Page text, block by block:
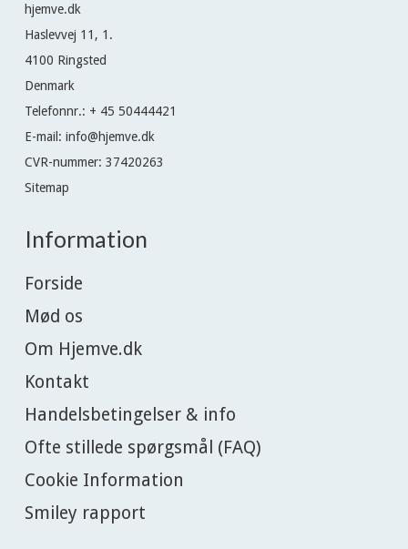
hjemve.dk
Haslevvej 11, 1.
4100 Ringsted
Denmark
Telefonnr.: + 45 50444421
E-mail: info@hjemve.dk
CVR-nummer: 37420263
Sitemap
Information
Forside
Mød os
Om Hjemve.dk
Kontakt
Handelsbetingelser & info
Ofte stillede spørgsmål (FAQ)
Cookie Information
Smiley rapport